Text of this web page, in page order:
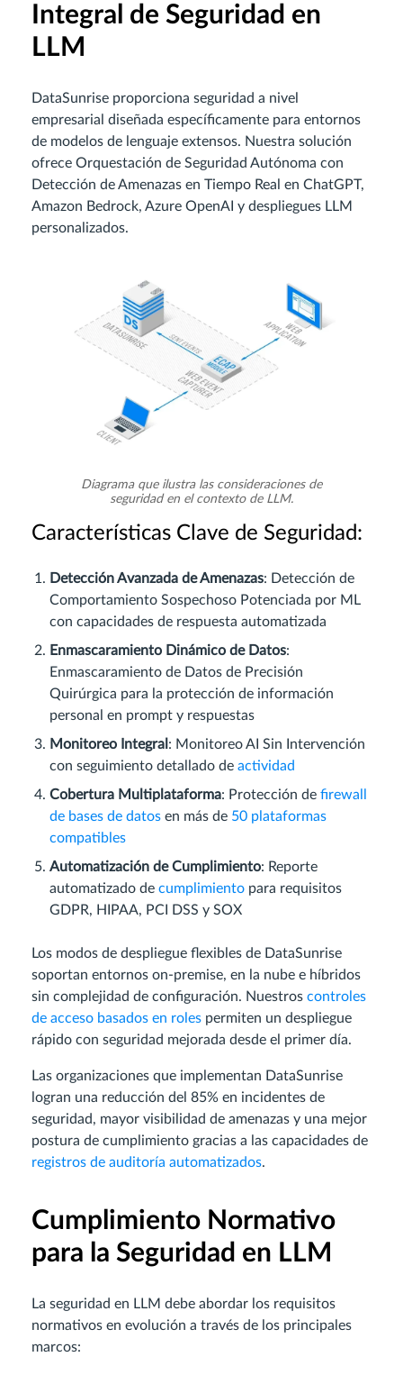
Integral de Seguridad en
LLM
DataSunrise proporciona seguridad a nivel
empresarial diseñada específicamente para entornos
de modelos de lenguaje extensos. Nuestra solución
ofrece Orquestación de Seguridad Autónoma con
Detección de Amenazas en Tiempo Real en ChatGPT,
Amazon Bedrock, Azure OpenAI y despliegues LLM
personalizados.
Diagrama que ilustra las consideraciones de
seguridad en el contexto de LLM.
Características Clave de Seguridad:
Detección Avanzada de Amenazas: Detección de
Comportamiento Sospechoso Potenciada por ML
con capacidades de respuesta automatizada
Enmascaramiento Dinámico de Datos:
Enmascaramiento de Datos de Precisión
Quirúrgica para la protección de información
personal en prompt y respuestas
Monitoreo Integral : Monitoreo AI Sin Intervención
con seguimiento detallado de actividad
Cobertura Multiplataforma: Protección de firewall
de bases de datos en más de 50 plataformas
compatibles
Automatización de Cumplimiento: Reporte
automatizado de cumplimiento para requisitos
GDPR, HIPAA, PCI DSS y SOX
Los modos de despliegue flexibles de DataSunrise
soportan entornos on-premise, en la nube e híbridos
sin complejidad de configuración. Nuestros controles
de acceso basados en roles permiten un despliegue
rápido con seguridad mejorada desde el primer día.
Las organizaciones que implementan DataSunrise
logran una reducción del 85% en incidentes de
seguridad, mayor visibilidad de amenazas y una mejor
postura de cumplimiento gracias a las capacidades de
registros de auditoría automatizados.
Cumplimiento Normativo
para la Seguridad en LLM
La seguridad en LLM debe abordar los requisitos
normativos en evolución a través de los principales
marcos: